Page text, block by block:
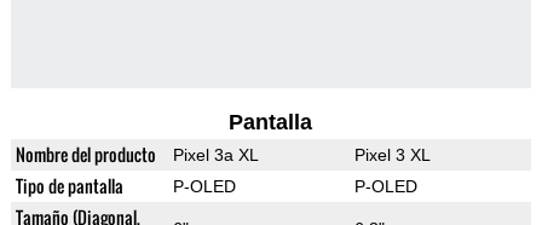
Pantalla
Nombre del producto Pixel 3a XL Pixel 3 XL
Tipo de pantalla P-OLED P-OLED
Tamaño (Diagonal,